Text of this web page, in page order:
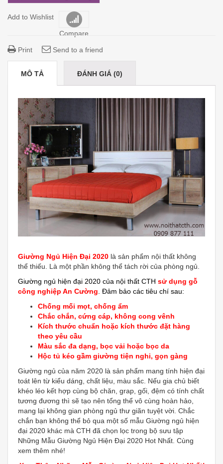
Add to Wishlist
Compare
Print Send to a friend
MÔ TẢ ĐÁNH GIÁ (0)
Giường Ngủ Hiện Đại 2020 là sản phẩm nội thất không
thể thiếu. Là một phần không thể tách rời của phòng ngủ.
Giường ngủ hiện đại 2020 của nội thất CTH sử dụng gỗ
công nghiệp An Cường . Đảm bảo các tiêu chí sau:
Chống mối mọt, chống ẩm
Chắc chắn, cứng cáp, không cong vênh
Kích thước chuẩn hoặc kích thước đặt hàng
theo yêu cầu
Màu sắc đa dạng, bọc vải hoặc bọc da
Hộc tủ kéo gầm giường tiện nghi, gọn gàng
Giường ngủ của năm 2020 là sản phẩm mang tính hiện đại
toát lên từ kiểu dáng, chất liệu, màu sắc. Nếu gia chủ biết
khéo léo kết hợp cùng bộ chăn, grap, gối, đệm có tính chất
tương đương thì sẽ tạo nên tổng thể vô cùng hoàn hảo,
mang lại không gian phòng ngủ thư giãn tuyệt vời. Chắc
chắn bạn không thể bỏ qua một số mẫu Giường ngủ hiện
đại 2020 khác mà CTH đã chọn lọc trong bộ sưu tập
Những Mẫu Giường Ngủ Hiện Đại 2020 Hot Nhất. Cùng
xem thêm nhé!